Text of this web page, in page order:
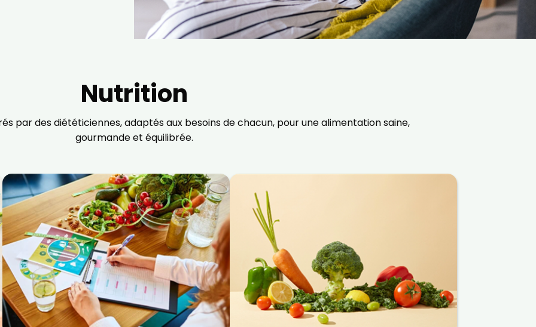
Nutrition
par des diététiciennes, adaptés aux besoins de chacun, pour une alimentation saine,
gourmande et équilibrée.
×
Recevez gratuitement 180